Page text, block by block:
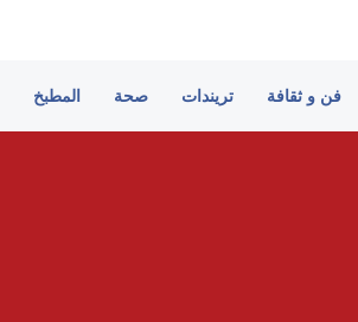
فن و ثقافة تريندات صحة المطبخ